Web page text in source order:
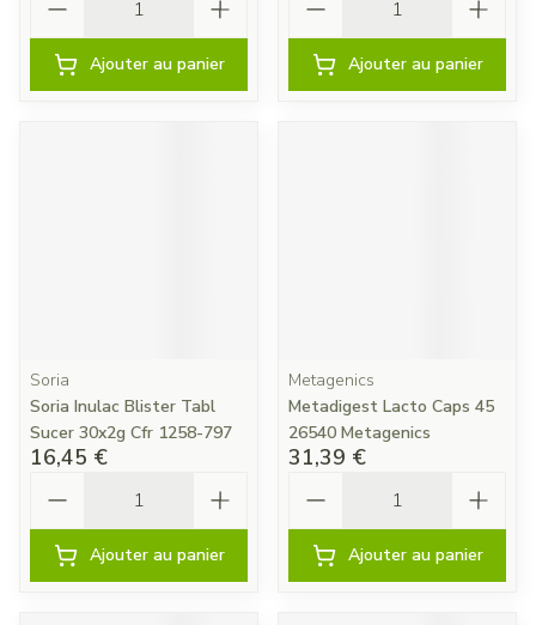
Ajouter au panier Ajouter au panier
Soria
Soria Inulac Blister Tabl
Sucer 30x2g Cfr 1258-797
16,45 €
Ajouter au panier
Metagenics
Metadigest Lacto Caps 45
26540 Metagenics
31,39 €
Ajouter au panier